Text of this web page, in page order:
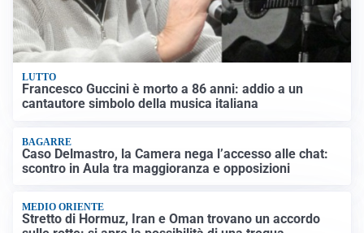
LUTTO
Francesco Guccini è morto a 86 anni: addio a un
cantautore simbolo della musica italiana
BAGARRE
Caso Delmastro, la Camera nega l’accesso alle chat:
scontro in Aula tra maggioranza e opposizioni
MEDIO ORIENTE
Stretto di Hormuz, Iran e Oman trovano un accordo